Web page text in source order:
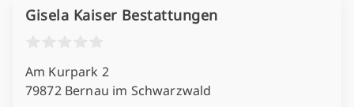
Gisela Kaiser Bestattungen
Am Kurpark 2
79872 Bernau im Schwarzwald